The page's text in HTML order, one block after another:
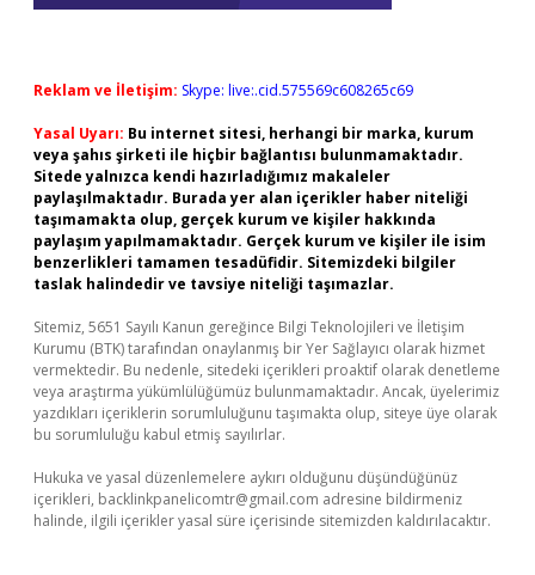
Reklam ve İletişim: Skype: live:.cid.575569c608265c69
Yasal Uyarı: Bu internet sitesi, herhangi bir marka, kurum
veya şahıs şirketi ile hiçbir bağlantısı bulunmamaktadır.
Sitede yalnızca kendi hazırladığımız makaleler
paylaşılmaktadır. Burada yer alan içerikler haber niteliği
taşımamakta olup, gerçek kurum ve kişiler hakkında
paylaşım yapılmamaktadır. Gerçek kurum ve kişiler ile isim
benzerlikleri tamamen tesadüfidir. Sitemizdeki bilgiler
taslak halindedir ve tavsiye niteliği taşımazlar.
Sitemiz, 5651 Sayılı Kanun gereğince Bilgi Teknolojileri ve İletişim
Kurumu (BTK) tarafından onaylanmış bir Yer Sağlayıcı olarak hizmet
vermektedir. Bu nedenle, sitedeki içerikleri proaktif olarak denetleme
veya araştırma yükümlülüğümüz bulunmamaktadır. Ancak, üyelerimiz
yazdıkları içeriklerin sorumluluğunu taşımakta olup, siteye üye olarak
bu sorumluluğu kabul etmiş sayılırlar.
Hukuka ve yasal düzenlemelere aykırı olduğunu düşündüğünüz
içerikleri, backlinkpanelicomtr@gmail.com adresine bildirmeniz
halinde, ilgili içerikler yasal süre içerisinde sitemizden kaldırılacaktır.